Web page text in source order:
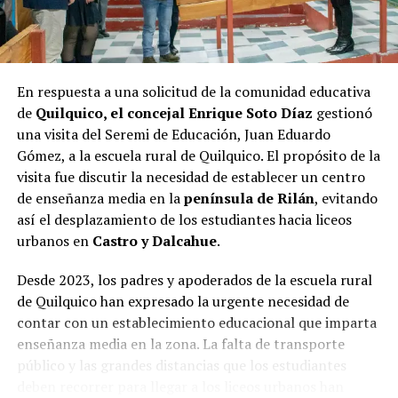
En respuesta a una solicitud de la comunidad educativa
de Quilquico, el concejal Enrique Soto Díaz gestionó
una visita del Seremi de Educación, Juan Eduardo
Gómez, a la escuela rural de Quilquico. El propósito de la
visita fue discutir la necesidad de establecer un centro
de enseñanza media en lapenínsula de Rilán, evitando
así el desplazamiento de los estudiantes hacia liceos
urbanos en Castro y Dalcahue.
Desde 2023, los padres y apoderados de la escuela rural
de Quilquico han expresado la urgente necesidad de
contar con un establecimiento educacional que imparta
enseñanza media en la zona. La falta de transporte
público y las grandes distancias que los estudiantes